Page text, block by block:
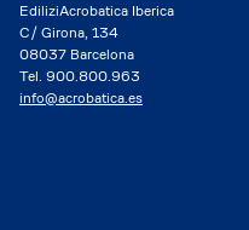
EdiliziAcrobatica Iberica
C/ Girona, 134
08037 Barcelona
Tel. 900.800.963
info@acrobatica.es